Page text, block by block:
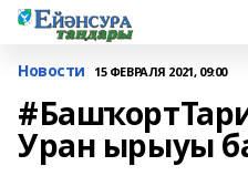
Новости 15 ФЕВРАЛЯ 2021, 09:00
Уран ырыуы